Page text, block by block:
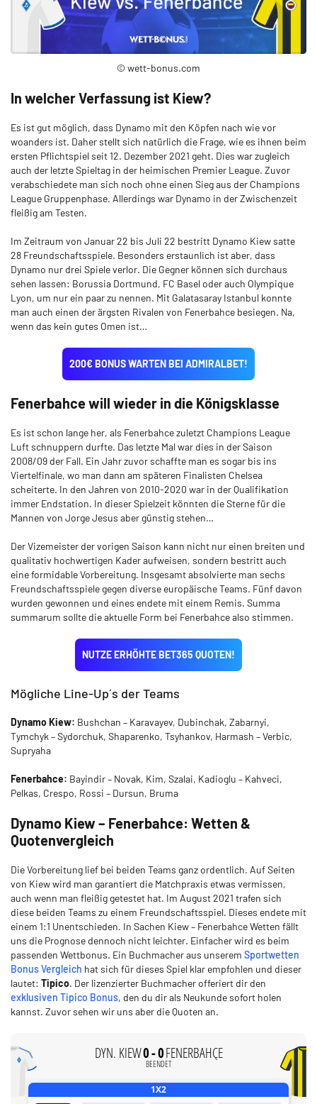
© wett-bonus.com
In welcher Verfassung ist Kiew?
Es ist gut möglich, dass Dynamo mit den Köpfen nach wie vor
woanders ist. Daher stellt sich natürlich die Frage, wie es ihnen beim
ersten Pflichtspiel seit 12. Dezember 2021 geht. Dies war zugleich
auch der letzte Spieltag in der heimischen Premier League. Zuvor
verabschiedete man sich noch ohne einen Sieg aus der Champions
League Gruppenphase. Allerdings war Dynamo in der Zwischenzeit
fleißig am Testen.
Im Zeitraum von Januar 22 bis Juli 22 bestritt Dynamo Kiew satte
28 Freundschaftsspiele. Besonders erstaunlich ist aber, dass
Dynamo nur drei Spiele verlor. Die Gegner können sich durchaus
sehen lassen: Borussia Dortmund, FC Basel oder auch Olympique
Lyon, um nur ein paar zu nennen. Mit Galatasaray Istanbul konnte
man auch einen der ärgsten Rivalen von Fenerbahce besiegen. Na,
wenn das kein gutes Omen ist…
200€ BONUS WARTEN BEI ADMIRALBET!
Fenerbahce will wieder in die Königsklasse
Es ist schon lange her, als Fenerbahce zuletzt Champions League
Luft schnuppern durfte. Das letzte Mal war dies in der Saison
2008/09 der Fall. Ein Jahr zuvor schaffte man es sogar bis ins
Viertelfinale, wo man dann am späteren Finalisten Chelsea
scheiterte. In den Jahren von 2010-2020 war in der Qualifikation
immer Endstation. In dieser Spielzeit könnten die Sterne für die
Mannen von Jorge Jesus aber günstig stehen…
Der Vizemeister der vorigen Saison kann nicht nur einen breiten und
qualitativ hochwertigen Kader aufweisen, sondern bestritt auch
eine formidable Vorbereitung. Insgesamt absolvierte man sechs
Freundschaftsspiele gegen diverse europäische Teams. Fünf davon
wurden gewonnen und eines endete mit einem Remis. Summa
summarum sollte die aktuelle Form bei Fenerbahce also stimmen.
NUTZE ERHÖHTE BET365 QUOTEN!
Mögliche Line-Up´s der Teams
Dynamo Kiew: Bushchan – Karavayev, Dubinchak, Zabarnyi,
Tymchyk – Sydorchuk, Shaparenko, Tsyhankov, Harmash – Verbic,
Supryaha
Fenerbahce: Bayindir – Novak, Kim, Szalai, Kadioglu – Kahveci,
Pelkas, Crespo, Rossi – Dursun, Bruma
Dynamo Kiew – Fenerbahce: Wetten &
Quotenvergleich
Die Vorbereitung lief bei beiden Teams ganz ordentlich. Auf Seiten
von Kiew wird man garantiert die Matchpraxis etwas vermissen,
auch wenn man fleißig getestet hat. Im August 2021 trafen sich
diese beiden Teams zu einem Freundschaftsspiel. Dieses endete mit
einem 1:1 Unentschieden. In Sachen Kiew – Fenerbahce Wetten fällt
uns die Prognose dennoch nicht leichter. Einfacher wird es beim
passenden Wettbonus. Ein Buchmacher aus unserem Sportwetten
Bonus Vergleich hat sich für dieses Spiel klar empfohlen und dieser
lautet: Tipico. Der lizenzierter Buchmacher offeriert dir den
exklusiven Tipico Bonus, den du dir als Neukunde sofort holen
kannst. Zuvor sehen wir uns aber die Quoten an.